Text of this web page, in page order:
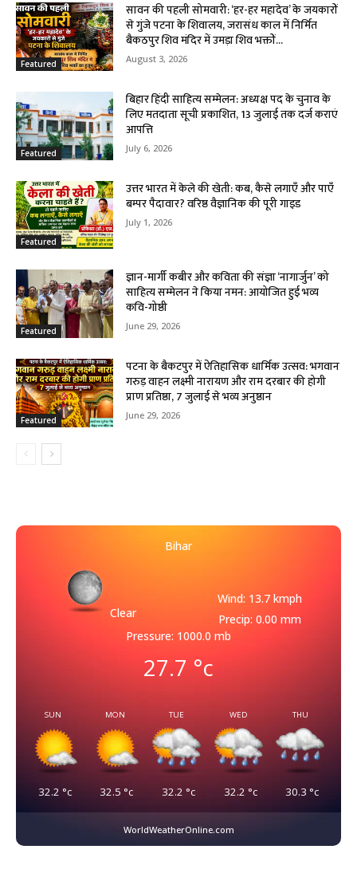
Featured
सावन की पहली सोमवारी: ‘हर-हर महादेव’ के जयकारों
से गुंजे पटना के शिवालय, जरासंध काल में निर्मित
बैकठपुर शिव मंदिर में उमड़ा शिव भक्तों...
August 3, 2026
Featured
बिहार हिंदी साहित्य सम्मेलन: अध्यक्ष पद के चुनाव के
लिए मतदाता सूची प्रकाशित, 13 जुलाई तक दर्ज कराएं
आपत्ति
July 6, 2026
Featured
उत्तर भारत में केले की खेती: कब, कैसे लगाएँ और पाएँ
बम्पर पैदावार? वरिष्ठ वैज्ञानिक की पूरी गाइड
July 1, 2026
Featured
ज्ञान-मार्गी कबीर और कविता की संज्ञा ‘नागार्जुन’ को
साहित्य सम्मेलन ने किया नमन: आयोजित हुई भव्य
कवि-गोष्ठी
June 29, 2026
Featured
पटना के बैकटपुर में ऐतिहासिक धार्मिक उत्सव: भगवान
गरुड़ वाहन लक्ष्मी नारायण और राम दरबार की होगी
प्राण प्रतिष्ठा, 7 जुलाई से भव्य अनुष्ठान
June 29, 2026
Bihar
Clear
Wind: 13.7 kmph
Precip: 0.00 mm
Pressure: 1000.0 mb
27.7 °c
SUN
32.2 °c
MON
32.5 °c
TUE
32.2 °c
WED
32.2 °c
THU
30.3 °c
WorldWeatherOnline.com